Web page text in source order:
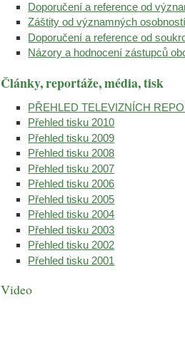
Doporučení a reference od
Záštity od významných
Doporučení a reference od
Názory a hodnocení zástupců
Články, reportáže, média, tisk
PŘEHLED TELEVIZNÍCH
Přehled tisku 2010
Přehled tisku 2009
Přehled tisku 2008
Přehled tisku 2007
Přehled tisku 2006
Přehled tisku 2005
Přehled tisku 2004
Přehled tisku 2003
Přehled tisku 2002
Přehled tisku 2001
Video